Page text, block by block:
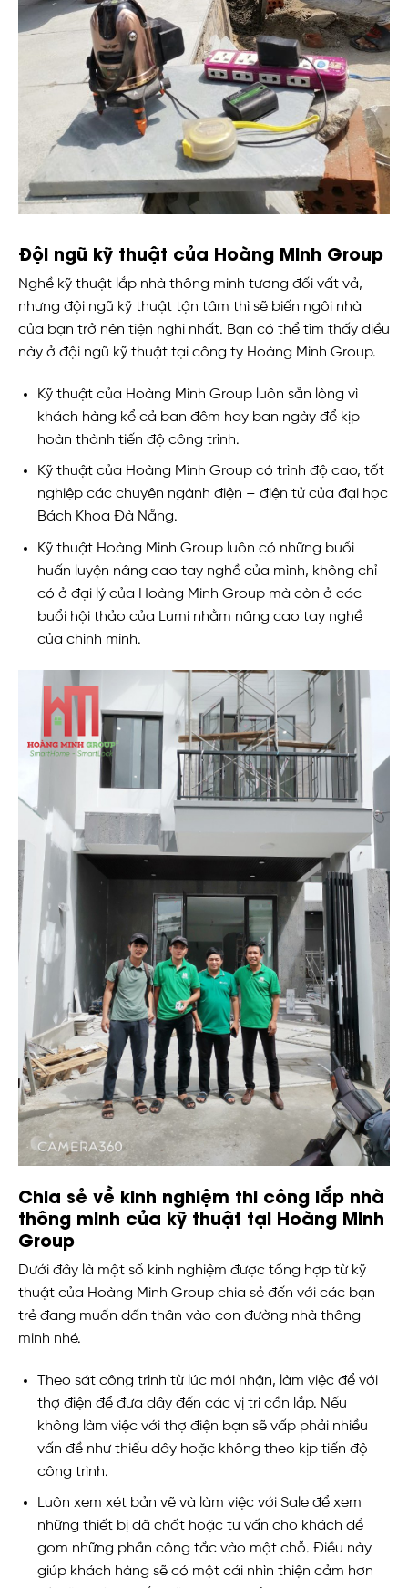
Đội ngũ kỹ thuật của Hoàng Minh Group
Nghề kỹ thuật lắp nhà thông minh tương đối vất vả,
nhưng đội ngũ kỹ thuật tận tâm thì sẽ biến ngôi nhà
của bạn trở nên tiện nghi nhất. Bạn có thể tìm thấy điều
này ở đội ngũ kỹ thuật tại công ty Hoàng Minh Group.
Kỹ thuật của Hoàng Minh Group luôn sẵn lòng vì
khách hàng kể cả ban đêm hay ban ngày để kịp
hoàn thành tiến độ công trình.
Kỹ thuật của Hoàng Minh Group có trình độ cao, tốt
nghiệp các chuyên ngành điện – điện tử của đại học
Bách Khoa Đà Nẵng.
Kỹ thuật Hoàng Minh Group luôn có những buổi
huấn luyện nâng cao tay nghề của mình, không chỉ
có ở đại lý của Hoàng Minh Group mà còn ở các
buổi hội thảo của Lumi nhằm nâng cao tay nghề
của chính mình.
Chia sẻ về kinh nghiệm thi công lắp nhà
thông minh của kỹ thuật tại Hoàng Minh
Group
Dưới đây là một số kinh nghiệm được tổng hợp từ kỹ
thuật của Hoàng Minh Group chia sẻ đến với các bạn
trẻ đang muốn dấn thân vào con đường nhà thông
minh nhé.
Theo sát công trình từ lúc mới nhận, làm việc để với
thợ điện để đưa dây đến các vị trí cần lắp. Nếu
không làm việc với thợ điện bạn sẽ vấp phải nhiều
vấn đề như thiếu dây hoặc không theo kịp tiến độ
công trình.
Luôn xem xét bản vẽ và làm việc với Sale để xem
những thiết bị đã chốt hoặc tư vấn cho khách để
gom những phần công tắc vào một chỗ. Điều này
giúp khách hàng sẽ có một cái nhìn thiện cảm hơn